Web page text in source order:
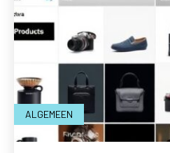
ALGEMEEN